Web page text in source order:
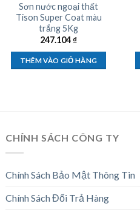
Sơn nước ngoại thất
Tison Super Coat màu
trắng 5Kg
247.104₫
THÊM VÀO GIỎ HÀNG
CHÍNH SÁCH CÔNG TY
Chính Sách Bảo Mật Thông Tin
Chính Sách Đổi Trả Hàng